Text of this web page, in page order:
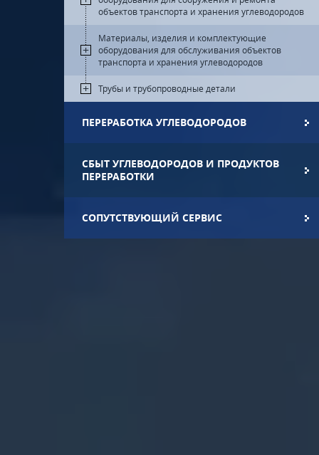
объектов транспорта и хранения углеводородов
Материалы, изделия и комплектующие
оборудования для обслуживания объектов
транспорта и хранения углеводородов
Трубы и трубопроводные детали
ПЕРЕРАБОТКА УГЛЕВОДОРОДОВ
СБЫТ УГЛЕВОДОРОДОВ И ПРОДУКТОВ
ПЕРЕРАБОТКИ
СОПУТСТВУЮЩИЙ СЕРВИС